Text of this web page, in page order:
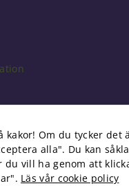
kakor! Om du tycker det
alla". Du kan
du vill ha genom att
Läs vår cookie policy
hur